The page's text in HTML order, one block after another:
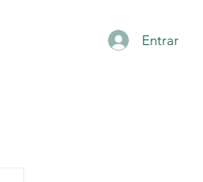
Entrar